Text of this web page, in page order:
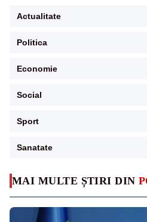
MAI MULTE ȘTIRI DIN
Actualitate
Politica
Economie
Social
Sport
Sanatate